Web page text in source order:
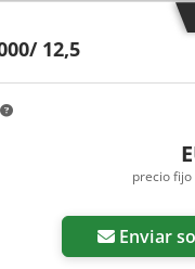
12,5
precio fijo
Enviar